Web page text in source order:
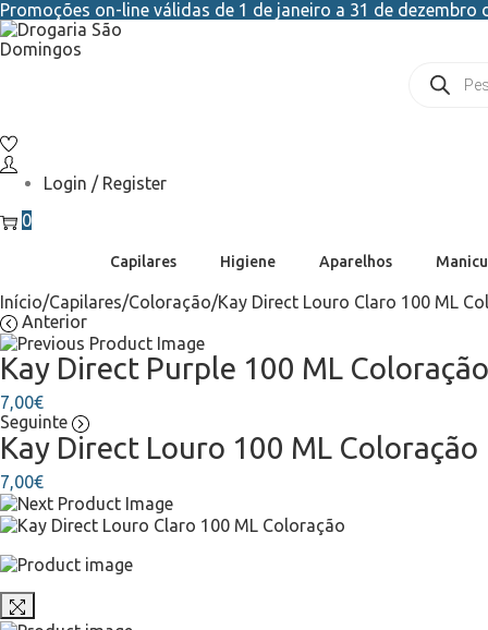
Promoções on-line válidas de 1 de janeiro a 31 de
Login / Register
0
Capilares Higiene Aparelhos
Início/Capilares/Coloração/Kay Direct Louro Claro 100 ML
Anterior
Kay Direct Purple 100 ML Coloração
7,00€
Seguinte
Kay Direct Louro 100 ML Coloração
7,00€